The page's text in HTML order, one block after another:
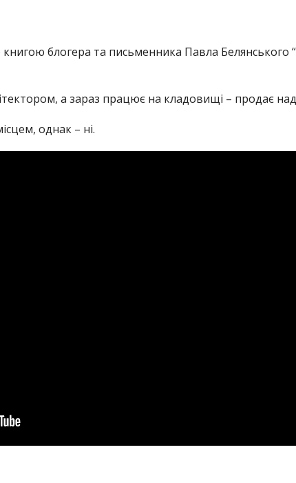
блогера та письменника Павла
а зараз працює на кладовищі – продає
однак – ні.